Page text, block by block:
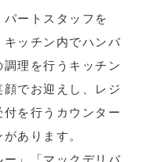
ートスタッフを
キッチン内でハンバ
理を行うキッチン
でお迎えし、レジ
を行うカウンター
あります。